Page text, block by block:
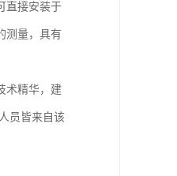
直接安装于
测量，具有
术精华，建
员皆来自该